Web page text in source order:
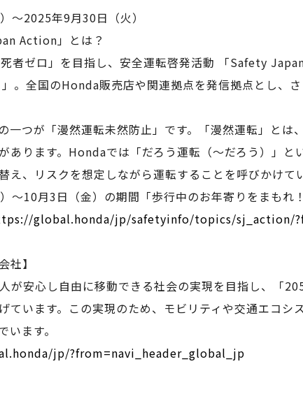
～2025年9月30日（火）
Action」とは？
者ゼロ」を目指し、安全運転啓発活動 「Safety
。全国のHonda販売店や関連拠点を発信拠点とし、
一つが「漫然運転未然防止」です。「漫然運転」と
あります。Hondaでは「だろう運転（～だろう）」
え、リスクを想定しながら運転することを呼びかけて
～10月3日（金）の期間「歩行中のお年寄りをまもれ
global.honda/jp/safetyinfo/topics/sj_action/
社】
が安心し自由に移動できる社会の実現を目指し、「
ています。この実現のため、モビリティや交通エコ
います。
jp/?from=navi_header_global_jp